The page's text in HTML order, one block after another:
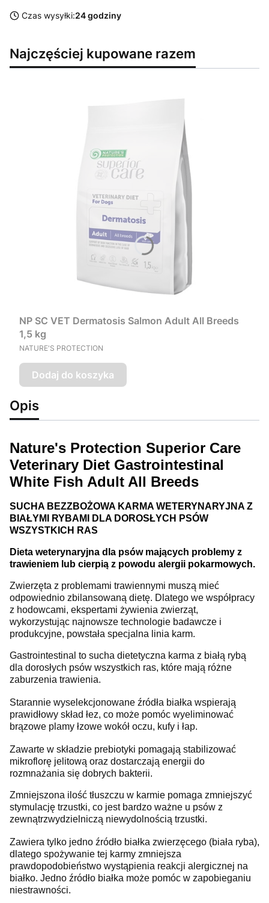
Czas wysyłki:24 godziny
Najczęściej kupowane razem
NP SC VET Dermatosis Salmon Adult All Breeds
1,5 kg
PRODUCENT
NATURE'S PROTECTION
Dodaj do koszyka
Opis
Nature's Protection Superior Care
Veterinary Diet Gastrointestinal
White Fish Adult All Breeds
SUCHA BEZZBOŻOWA KARMA WETERYNARYJNA Z
BIAŁYMI RYBAMI DLA DOROSŁYCH PSÓW
WSZYSTKICH RAS
Dieta weterynaryjna dla psów mających problemy z
trawieniem lub cierpią z powodu alergii pokarmowych.
Zwierzęta z problemami trawiennymi muszą mieć
odpowiednio zbilansowaną dietę. Dlatego we współpracy
z hodowcami, ekspertami żywienia zwierząt,
wykorzystując najnowsze technologie badawcze i
produkcyjne, powstała specjalna linia karm.
Gastrointestinal to sucha dietetyczna karma z białą rybą
dla dorosłych psów wszystkich ras, które mają różne
zaburzenia trawienia.
Starannie wyselekcjonowane źródła białka wspierają
prawidłowy skład łez, co może pomóc wyeliminować
brązowe plamy łzowe wokół oczu, kufy i łap.
Zawarte w składzie prebiotyki pomagają stabilizować
mikroflorę jelitową oraz dostarczają energii do
rozmnażania się dobrych bakterii.
Zmniejszona ilość tłuszczu w karmie pomaga zmniejszyć
stymulację trzustki, co jest bardzo ważne u psów z
zewnątrzwydzielniczą niewydolnością trzustki.
Zawiera tylko jedno źródło białka zwierzęcego (biała ryba),
dlatego spożywanie tej karmy zmniejsza
prawdopodobieństwo wystąpienia reakcji alergicznej na
białko. Jedno źródło białka może pomóc w zapobieganiu
niestrawności.